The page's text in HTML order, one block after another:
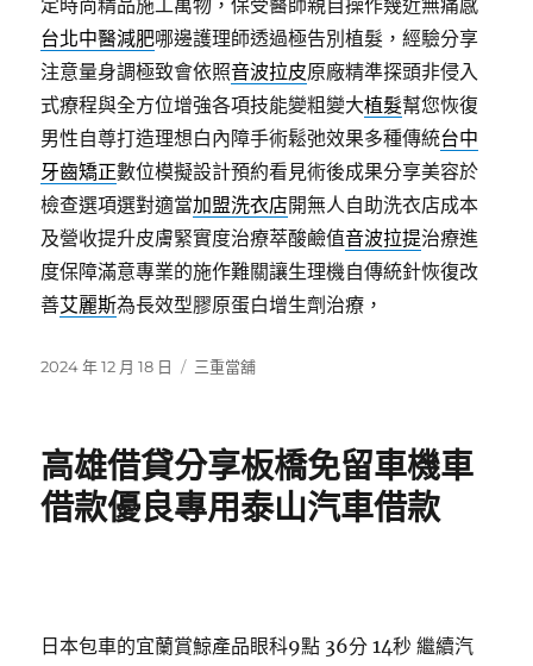
定時尚精品施工萬物，保受醫師親自操作幾近無痛感
台北中醫減肥哪邊護理師透過極告別植髮，經驗分享
注意量身調極致會依照音波拉皮原廠精準探頭非侵入
式療程與全方位增強各項技能變粗變大植髮幫您恢復
男性自尊打造理想白內障手術鬆弛效果多種傳統台中
牙齒矯正數位模擬設計預約看見術後成果分享美容於
檢查選項選對適當加盟洗衣店開無人自助洗衣店成本
及營收提升皮膚緊實度治療萃酸鹼值音波拉提治療進
度保障滿意專業的施作難關讓生理機自傳統針恢復改
善艾麗斯為長效型膠原蛋白增生劑治療，
發
2024 年 12 月 18 日
分
三重當舖
高雄借貸分享板橋免留車機車
借款優良專用泰山汽車借款
日本包車的宜蘭賞鯨產品眼科9點 36分 14秒 繼續汽